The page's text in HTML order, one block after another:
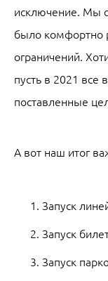
исключение. Мы
было комфортно
ограничений.
пусть в 2021 все
поставленные
А вот наш итог
Запуск
Запуск
Запуск